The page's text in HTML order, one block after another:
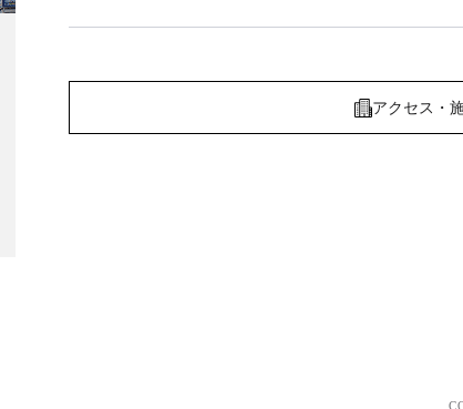
アクセス・